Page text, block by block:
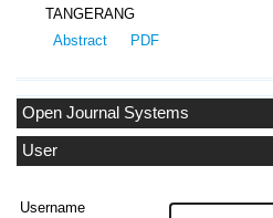
Open Journal Systems
User
Username
TANGERANG
Abstract
PDF